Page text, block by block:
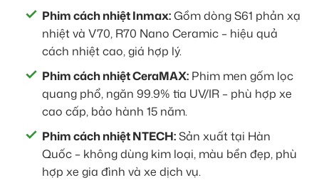
Phim cách nhiệt Inmax:Gồm dòng S61 phản xạ
nhiệt và V70, R70 Nano Ceramic – hiệu quả
cách nhiệt cao, giá hợp lý.
Phim cách nhiệt CeraMAX: Phim men gốm lọc
quang phổ, ngăn 99.9% tia UV/IR – phù hợp xe
cao cấp, bảo hành 15 năm.
Phim cách nhiệt NTECH:Sản xuất tại Hàn
Quốc – không dùng kim loại, màu bền đẹp, phù
hợp xe gia đình và xe dịch vụ.